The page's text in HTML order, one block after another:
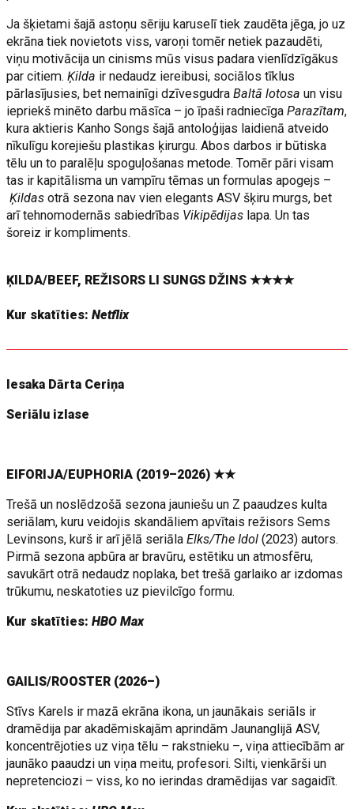
Ja šķietami šajā astoņu sēriju karuselī tiek zaudēta jēga, jo uz
ekrāna tiek novietots viss, varoņi tomēr netiek pazaudēti,
viņu motivācija un cinisms mūs visus padara vienlīdzīgākus
par citiem.Ķilda ir nedaudz iereibusi, sociālos tīklus
pārlasījusies, bet nemainīgi dzīvesgudraBaltā lotosa un visu
iepriekš minēto darbu māsīca – jo īpaši radniecīgaParazītam,
kura aktieris Kanho Songs šajā antoloģijas laidienā atveido
nīkulīgu korejiešu plastikas ķirurgu. Abos darbos ir būtiska
tēlu un to paralēļu spoguļošanas metode. Tomēr pāri visam
tas ir kapitālisma un vampīru tēmas un formulas apogejs –
Ķildasotrā sezona nav vien elegants ASV šķiru murgs, bet
arī tehnomodernās sabiedrības Vikipēdijas lapa. Un tas
šoreiz ir kompliments.
ĶILDA/BEEF, REŽISORS LI SUNGS DŽINS ★★★★
Kur skatīties: Netflix
Iesaka Dārta Ceriņa
Seriālu izlase
EIFORIJA/EUPHORIA (2019–2026) ★★
Trešā un noslēdzošā sezona jauniešu un Z paaudzes kulta
seriālam, kuru veidojis skandāliem apvītais režisors Sems
Levinsons, kurš ir arī jēlā seriālaElks/The Idol (2023) autors.
Pirmā sezona apbūra ar bravūru, estētiku un atmosfēru,
savukārt otrā nedaudz noplaka, bet trešā garlaiko ar izdomas
trūkumu, neskatoties uz pievilcīgo formu.
Kur skatīties:HBO Max
GAILIS/ROOSTER (2026–)
Stīvs Karels ir mazā ekrāna ikona, un jaunākais seriāls ir
dramēdija par akadēmiskajām aprindām Jaunanglijā ASV,
koncentrējoties uz viņa tēlu – rakstnieku –, viņa attiecībām ar
jaunāko paaudzi un viņa meitu, profesori. Silti, vienkārši un
nepretenciozi – viss, ko no ierindas dramēdijas var sagaidīt.